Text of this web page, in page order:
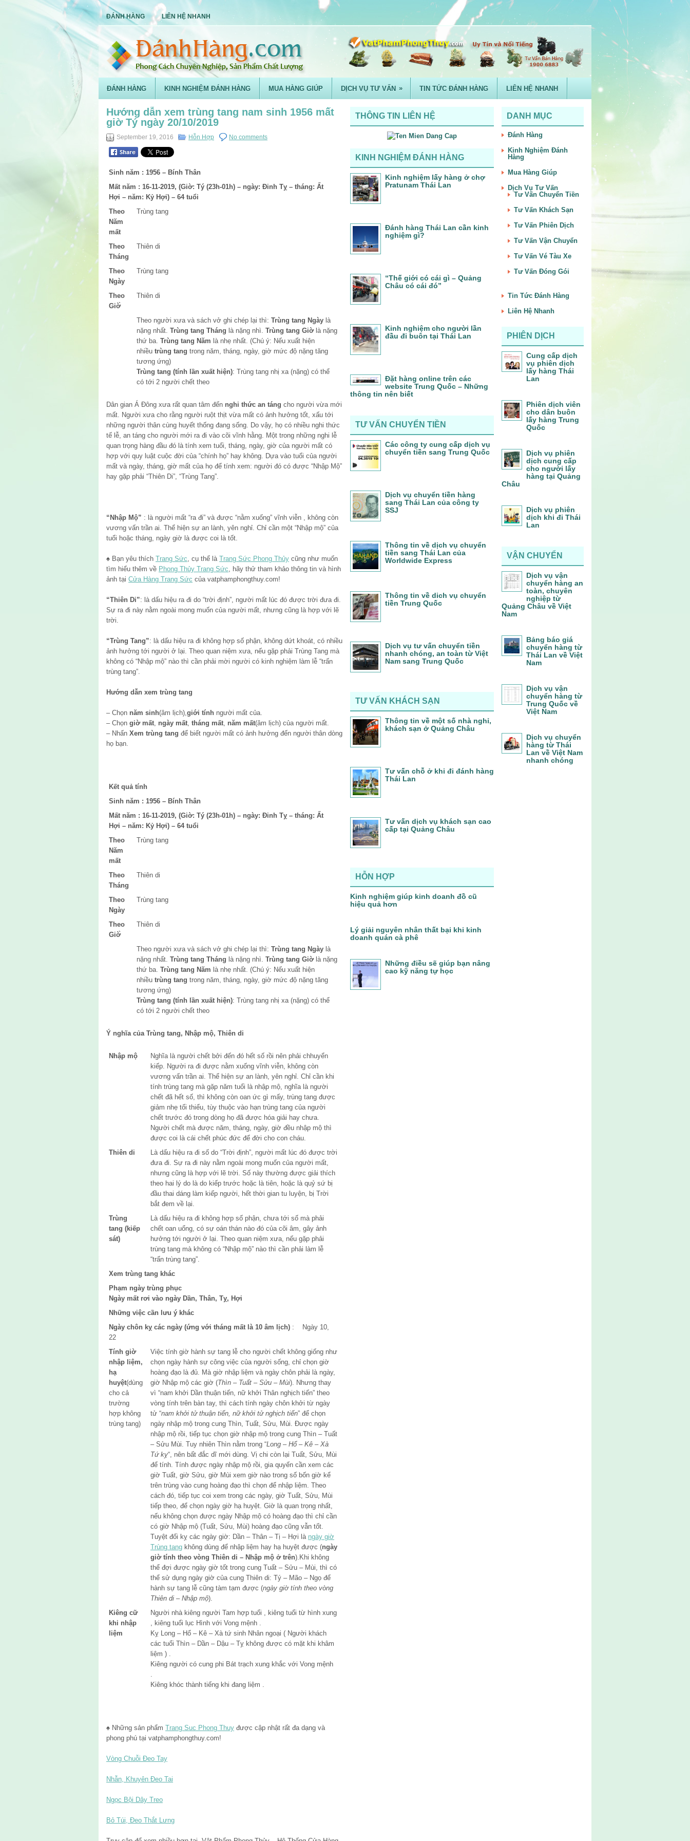
ĐÁNH HÀNG LIÊN HỆ NHANH
ĐÁNH HÀNG KINH NGHIỆM ĐÁNH HÀNG MUA HÀNG GIÚP DỊCH VỤ TƯ VẤN » TIN TỨC ĐÁNH HÀNG LIÊN HỆ NHANH
Hướng dẫn xem trùng tang nam sinh 1956 mất
giờ Tý ngày 20/10/2019
September 19, 2016 Hỗn Hợp No comments
Sinh năm : 1956 – Bính Thân
Mất năm : 16-11-2019, (Giờ: Tý (23h-01h) – ngày: Đinh Tỵ – tháng: Ất
Hợi – năm: Kỷ Hợi) – 64 tuổi
Theo
Năm
mất
Trùng tang
Theo
Tháng
Thiên di
Theo
Ngày
Trùng tang
Theo
Giờ̀
Thiên di
Theo người xưa và sách vở ghi chép lại thì: Trùng tang Ngày là
nặng nhất. Trùng tang Tháng là nặng nhì. Trùng tang Giờlà nặng
thứ ba. Trùng tang Năm là nhẹ nhất. (Chú ý: Nếu xuất hiện
nhiều trùng tang trong năm, tháng, ngày, giờ mức độ nặng tăng
tương ứng)
Trùng tang (tính lần xuất hiện): Trùng tang nhị xa (nặng) có thể
có tới 2 người chết theo
Dân gian Á Đông xưa rất quan tâm đến nghi thức an táng cho người vừa mới
mất. Người xưa cho rằng người ruột thịt vừa mất có ảnh hưởng tốt, xấu tới
những người thân cùng huyết thống đang sống. Do vậy, họ có nhiều nghi thức
tế lễ, an táng cho người mới ra đi vào cõi vĩnh hằng. Một trong những nghi lễ
quan trọng hàng đầu đó là tính xem tuổi, tháng, ngày, giờ của người mất có
hợp với quy luật cuộc đời của “chính họ” hay không. Dựa vào tuổi của người
mất và ngày, tháng, giờ mất của họ để tính xem: người đó có được “Nhập Mộ”
hay gặp phải “Thiên Di”, “Trùng Tang”.
“Nhập Mộ” : là người mất “ra đi” và được “nằm xuống” vĩnh viễn , không còn
vương vấn trần ai. Thể hiện sự an lành, yên nghỉ. Chỉ cần một “Nhập mộ” của
tuổi hoặc tháng, ngày giờ là được coi là tốt.
♠ Bạn yêu thích Trang Sức , cụ thể là Trang Sức Phong Thủy cũng như muốn
tìm hiểu thêm về Phong Thủy Trang Sức , hãy thử tham khảo thông tin và hình
ảnh tại Cửa Hàng Trang Sức của vatphamphongthuy.com!
“Thiên Di”: là dấu hiệu ra đi do “trời định”, người mất lúc đó được trời đưa đi.
Sự ra đi này nằm ngoài mong muốn của người mất, nhưng cũng là hợp với lẽ
trời.
“Trùng Tang”: là dấu hiệu ra đi không hợp số phận, không dứt khoát, có nhiều
ảnh hưởng tới người ở lại. Theo quan niệm xưa, nếu gặp phải Trùng Tang mà
không có “Nhập mộ” nào thì cần phải mời người có kinh nghiệm làm lễ “trấn
trùng tang”.
Hướng dẫn xem trùng tang
– Chọn năm sinh(âm lịch), giới tính người mất của.
– Chọn giờ mất ngày mất tháng mất năm mất(âm lịch) của người mất.
– Nhấn Xem trùng tang để biết người mất có ảnh hưởng đến người thân dòng
họ bạn.
Kết quả tính
Sinh năm : 1956 – Bính Thân
Mất năm : 16-11-2019, (Giờ: Tý (23h-01h) – ngày: Đinh Tỵ – tháng: Ất
Hợi – năm: Kỷ Hợi) – 64 tuổi
Theo
Năm
mất
Trùng tang
Theo
Tháng
Thiên di
Theo
Ngày
Trùng tang
Theo
Giờ̀
Thiên di
Theo người xưa và sách vở ghi chép lại thì: Trùng tang Ngày là
nặng nhất. Trùng tang Tháng là nặng nhì. Trùng tang Giờlà nặng
thứ ba. Trùng tang Năm là nhẹ nhất. (Chú ý: Nếu xuất hiện
nhiều trùng tang trong năm, tháng, ngày, giờ mức độ nặng tăng
tương ứng)
Trùng tang (tính lần xuất hiện): Trùng tang nhị xa (nặng) có thể
có tới 2 người chết theo
Ý nghĩa của Trùng tang, Nhập mộ, Thiên di
Nhập mộ
Nghĩa là người chết bởi đến đó hết số rồi nên phải chhuyển
kiếp. Người ra đi được nằm xuống vĩnh viễn, không còn
vương vấn trần ai. Thể hiện sự an lành, yên nghỉ. Chỉ cần khi
tính trùng tang mà gặp năm tuổi là nhập mộ, nghĩa là người
chết đã hết số, thì không còn oan ức gì mấy, trùng tang được
giảm nhẹ tối thiểu, tùy thuộc vào hạn trùng tang của người
chết trước đó trong dòng họ đã được hóa giải hay chưa.
Người chết mà được năm, tháng, ngày, giờ đều nhập mộ thì
được coi là cái chết phúc đức để đời cho con cháu.
Thiên di
Là dấu hiệu ra đi số do “Trời định”, người mất lúc đó được trời
đưa đi. Sự ra đi này nằm ngoài mong muốn của người mất,
nhưng cũng là hợp với lẽ trời. Số này thường được giải thích
theo hai lý do là do kiếp trước hoặc là tiên, hoặc là quỷ sứ bị
đầu thai dáng làm kiếp người, hết thời gian tu luyện, bị Trời
bắt đem về lại.
Trùng
tang (kiếp
sát)
Là dấu hiệu ra đi không hợp số phận, chưa tới số mà phải
chết oan uổng, có sự oán thán nào đó của cõi âm, gây ảnh
hưởng tới người ở lại. Theo quan niệm xưa, nếu gặp phải
trùng tang mà không có “Nhập mộ” nào thì cần phải làm lễ
“trấn trùng tang”.
Xem trùng tang khác
Phạm ngày trùng phục
Ngày mất rơi vào ngày Dần, Thân, Tỵ, Hợi
Những việc cần lưu ý khác
Ngày chôn kỵ các ngày (ứng với tháng mất là 10 âm lịch) : Ngày 10,
22
Tính giờ
nhập liệm,
hạ
huyệt(dùng
cho cả
trường
hợp không
trùng tang)
Việc tính giờ hành sự tang lễ cho người chết không giống như
chọn ngày hành sự công việc của người sống, chỉ chọn giờ
hoàng đạo là đủ. Mà giờ nhập liệm và ngày chôn phải là ngày,
giờ Nhập mộ các giờ (Thìn – Tuất – Sửu – Mùi). Nhưng thay
vì “nam khởi Dần thuận tiến, nữ khởi Thân nghịch tiến” theo
vòng tính trên bàn tay, thì cách tính ngày chôn khởi từ ngày
tử “nam khởi tử thuận tiến, nữ khởi tử nghịch tiến” để chọn
ngày nhập mộ trong cung Thìn, Tuất, Sửu, Mùi. Được ngày
nhập mộ rồi, tiếp tục chọn giờ nhập mộ trong cung Thìn – Tuất
– Sửu Mùi. Tuy nhiên Thìn nằm trong “Long – Hổ – Kê – Xà
Tứ kỵ“, nên bất đắc dĩ mới dùng. Vị chi còn lại Tuất, Sửu, Mùi
để tính. Tính được ngày nhập mộ rồi, gia quyến cần xem các
giờ Tuất, giờ Sửu, giờ Mùi xem giờ nào trong số bốn giờ kể
trên trùng vào cung hoàng đạo thì chọn để nhập liệm. Theo
cách đó, tiếp tục coi xem trong các ngày, giờ Tuất, Sửu, Mùi
tiếp theo, để chọn ngày giờ hạ huyệt. Giờ là quan trọng nhất,
nếu không chọn được ngày Nhập mộ có hoàng đạo thì chỉ cần
có giờ Nhập mộ (Tuất, Sửu, Mùi) hoàng đạo cũng vẫn tốt.
Tuyệt đối kỵ các ngày giờ: Dần – Thân – Tị – Hợi là ngày giờ
Trùng tang không dùng để nhập liệm hay hạ huyệt được (ngày
giờ tính theo vòng Thiên di – Nhập mộ ở trên).Khi không
thể đợi được ngày giờ tốt trong cung Tuất – Sửu – Mùi, thì có
thể sử dụng ngày giờ của cung Thiên di: Tý – Mão – Ngọ để
hành sự tang lễ cũng tàm tạm được (ngày giờ tính theo vòng
Thiên di – Nhập mộ).
Kiêng cữ
khi nhập
liệm
Người nhà kiêng người Tam hợp tuổi , kiêng tuổi từ hình xung
, kiêng tuổi lục Hình với Vong mệnh .
Kỵ Long – Hổ – Kê – Xà tứ sinh Nhân ngoại ( Người khách
các tuổi Thìn – Dần – Dậu – Tỵ không được có mặt khi khâm
liệm ) .
Kiêng người có cung phi Bát trạch xung khắc với Vong mệnh
Kiêng khóc thành tiếng khi đang liệm .
♠ Những sản phẩm Trang Suc Phong Thuy được cập nhật rất đa dạng và
phong phú tại vatphamphongthuy.com!
Vòng Chuỗi Đeo Tay
Nhẫn, Khuyên Đeo Tai
Ngọc Bội Dây Treo
Bỏ Túi, Đeo Thắt Lưng
THÔNG TIN LIÊN HỆ
KINH NGHIỆM ĐÁNH HÀNG
Kinh nghiệm lấy hàng ở chợ
Pratunam Thái Lan
Đánh hàng Thái Lan cần kinh
nghiệm gì?
“Thế giới có cái gì – Quảng
Châu có cái đó”
Kinh nghiệm cho người lần
đầu đi buôn tại Thái Lan
Đặt hàng online trên các
website Trung Quốc – Những
thông tin nên biết
TƯ VẤN CHUYỂN TIỀN
Các công ty cung cấp dịch vụ
chuyển tiền sang Trung Quốc
Dịch vụ chuyển tiền hàng
sang Thái Lan của công ty
SSJ
Thông tin về dịch vụ chuyển
tiền sang Thái Lan của
Worldwide Express
Thông tin về dich vụ chuyển
tiền Trung Quốc
Dịch vụ tư vấn chuyển tiền
nhanh chóng, an toàn từ Việt
Nam sang Trung Quốc
TƯ VẤN KHÁCH SẠN
Thông tin về một số nhà nghỉ,
khách sạn ở Quảng Châu
Tư vấn chỗ ở khi đi đánh hàng
Thái Lan
Tư vấn dịch vụ khách sạn cao
cấp tại Quảng Châu
HỖN HỢP
Kinh nghiệm giúp kinh doanh đồ cũ
hiệu quả hơn
Lý giải nguyên nhân thất bại khi kinh
doanh quán cà phê
Những điều sẽ giúp bạn nâng
cao kỹ năng tự học
DANH MỤC
Đánh Hàng
Kinh Nghiệm Đánh
Hàng
Mua Hàng Giúp
Dịch Vụ Tư Vấn
Tư Vấn Chuyển Tiền
Tư Vấn Khách Sạn
Tư Vấn Phiên Dịch
Tư Vấn Vận Chuyển
Tư Vấn Vé Tàu Xe
Tư Vấn Đóng Gói
Tin Tức Đánh Hàng
Liên Hệ Nhanh
PHIÊN DỊCH
Cung cấp dịch
vụ phiên dịch
lấy hàng Thái
Lan
Phiên dịch viên
cho dân buôn
lấy hàng Trung
Quốc
Dịch vụ phiên
dịch cung cấp
cho người lấy
hàng tại Quảng
Châu
Dịch vụ phiên
dịch khi đi Thái
Lan
VẬN CHUYỂN
Dịch vụ vận
chuyển hàng an
toàn, chuyên
nghiệp từ
Quảng Châu về Việt
Nam
Bảng báo giá
chuyển hàng từ
Thái Lan về Việt
Nam
Dịch vụ vận
chuyển hàng từ
Trung Quốc về
Việt Nam
Dịch vụ chuyển
hàng từ Thái
Lan về Việt Nam
nhanh chóng